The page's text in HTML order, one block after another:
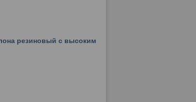
резиновый с высоким